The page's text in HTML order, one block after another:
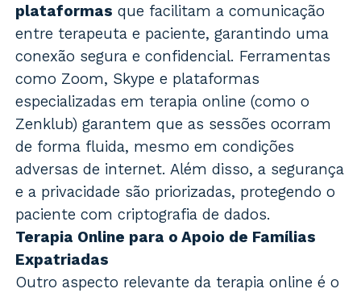
plataformas que facilitam a comunicação
entre terapeuta e paciente, garantindo uma
conexão segura e confidencial. Ferramentas
como Zoom, Skype e plataformas
especializadas em terapia online (como o
Zenklub) garantem que as sessões ocorram
de forma fluida, mesmo em condições
adversas de internet. Além disso, a segurança
e a privacidade são priorizadas, protegendo o
paciente com criptografia de dados.
Terapia Online para o Apoio de Famílias
Expatriadas
Outro aspecto relevante da terapia online é o